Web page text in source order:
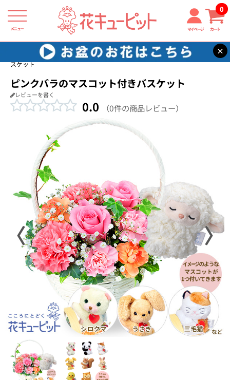
メニュー マイページ カート
0
×
花キューピット 結婚祝い
【結婚祝い】ピンクバラのマスコット付きバ
スケット
ピンクバラのマスコット付きバスケット
レビューを書く
0.0 （0件の商品レビュー）
〈 〉